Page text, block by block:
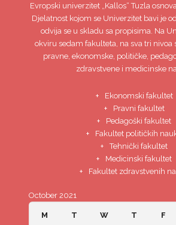
Evropski univerzitet„Kallos“ Tuzla
Djelatnost kojom se Univerzitet bavi je
odvija se u skladu sa propisima. Na
okviru sedam fakulteta, na sva tri nivoa
pravne, ekonomske, političke,
zdravstvene i medicinske
Ekonomski fakultet
Pravni fakultet
Pedagoški fakultet
Fakultet političkih
Tehnički fakultet
Medicinski fakultet
Fakultet zdravstvenih
October 2021
M T W T F